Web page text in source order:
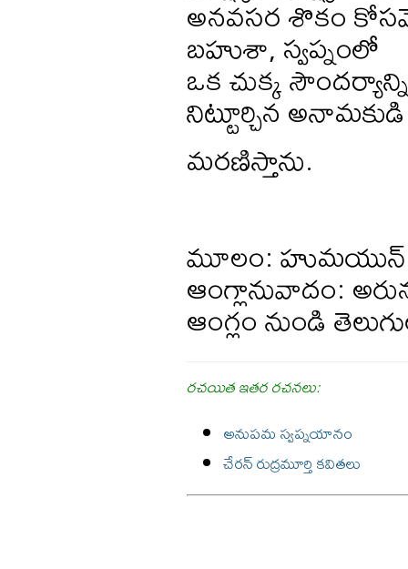
అనవసర శొకం
బహుశా, స్వప్నంలో
ఒక చుక్క
నిట్టూర్చిన
మరణిస్తాను.
మూలం:
ఆంగ్లానువాదం:
ఆంగ్లం నుండి
రచయిత ఇతర రచనలు:
అనుపమ స్వప్నయానం
చేరన్ రుద్రమూర్తి కవితలు